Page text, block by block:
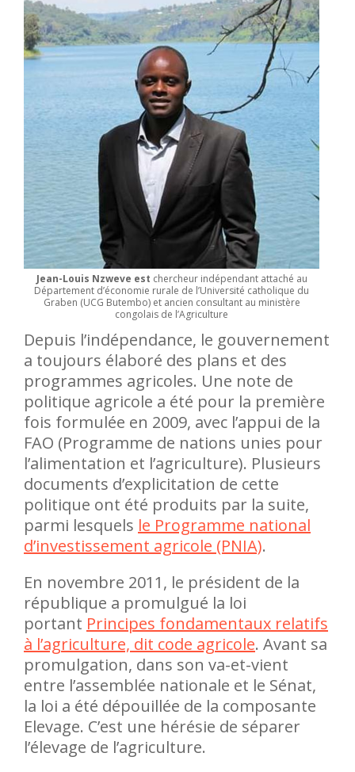
Jean-Louis Nzweve est chercheur indépendant attaché au
Département d’économie rurale de l’Université catholique du
Graben (UCG Butembo) et ancien consultant au ministère
congolais de l’Agriculture
Depuis l’indépendance, le gouvernement
a toujours élaboré des plans et des
programmes agricoles. Une note de
politique agricole a été pour la première
fois formulée en 2009, avec l’appui de la
FAO (Programme de nations unies pour
l’alimentation et l’agriculture). Plusieurs
documents d’explicitation de cette
politique ont été produits par la suite,
parmi lesquels le Programme national
d’investissement agricole (PNIA).
En novembre 2011, le président de la
république a promulgué la loi
portant Principes fondamentaux relatifs
à l’agriculture, dit code agricole. Avant sa
promulgation, dans son va-et-vient
entre l’assemblée nationale et le Sénat,
la loi a été dépouillée de la composante
Elevage. C’est une hérésie de séparer
l’élevage de l’agriculture.